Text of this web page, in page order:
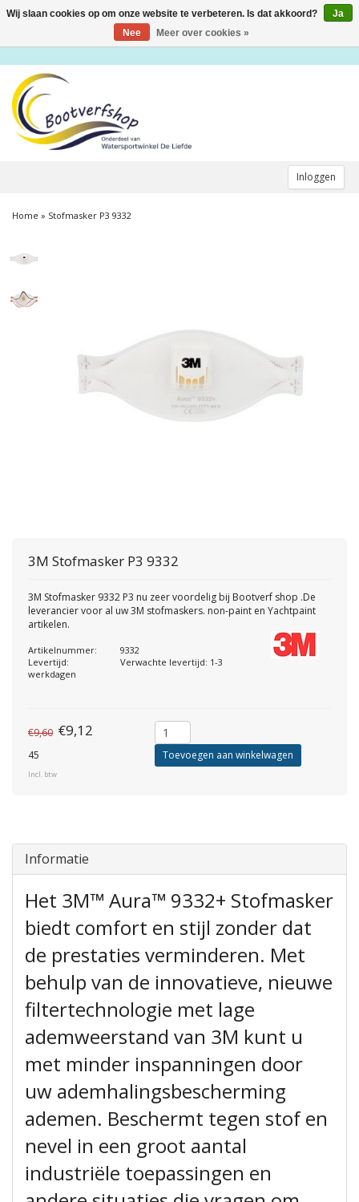
Inloggen
Toggle
Home » Stofmasker P3 9332
3M Stofmasker P3 9332
3M Stofmasker 9332 P3 nu zeer voordelig bij Bootverf shop .De
leverancier voor al uw 3M stofmaskers. non-paint en Yachtpaint
artikelen.
Artikelnummer:
9332
Levertijd:
Verwachte levertijd: 1-3
werkdagen
€9,60 €9,12
45
Incl. btw
Toevoegen aan winkelwagen
Informatie
Het 3M™ Aura™ 9332+ Stofmasker
biedt comfort en stijl zonder dat
de prestaties verminderen. Met
behulp van de innovatieve, nieuwe
filtertechnologie met lage
ademweerstand van 3M kunt u
met minder inspanningen door
uw ademhalingsbescherming
ademen. Beschermt tegen stof en
nevel in een groot aantal
industriële toepassingen en
Wij slaan cookies op om onze website te verbeteren. Is dat akkoord?
Ja
Nee
Meer over cookies »